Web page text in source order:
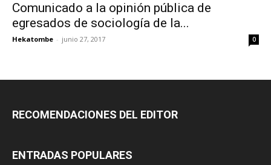
Comunicado a la opinión pública de
egresados de sociología de la...
Hekatombe - junio 27, 2017 0
RECOMENDACIONES DEL EDITOR
ENTRADAS POPULARES